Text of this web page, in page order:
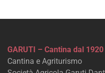
GARUTI – Cantina dal 1920
Cantina e Agriturismo